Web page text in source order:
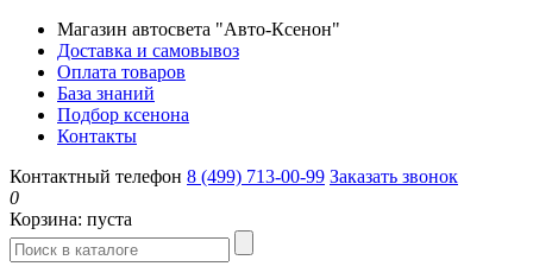
Магазин автосвета "Авто-Ксенон"
Доставка и самовывоз
Оплата товаров
База знаний
Подбор ксенона
Контакты
Контактный телефон 8 (499) 713-00-99 Заказать звонок
0
Корзина: пуста